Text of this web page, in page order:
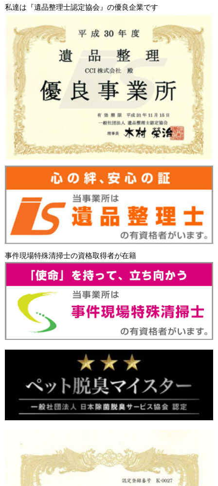
私達は『遺品整理士認定協会』の優良企業です
事件現場特殊清掃士の資格取得者が在籍